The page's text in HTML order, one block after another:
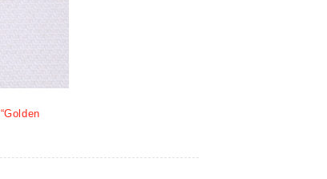
“Golden